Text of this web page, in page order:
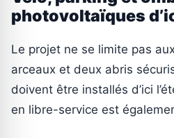
photovoltaïques
Le projet ne se limite pas
arceaux et deux abris
doivent être installés d’ici
en libre-service est